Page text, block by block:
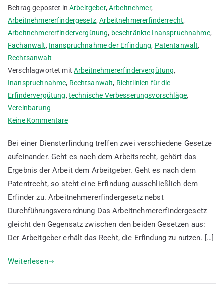
Beitrag gepostet inArbeitgeber, Arbeitnehmer,
Arbeitnehmererfindergesetz,Arbeitnehmererfinderrecht,
Arbeitnehmererfindervergütung, beschränkte Inanspruchnahme,
Fachanwalt, Inanspruchnahme der Erfindung, Patentanwalt,
Rechtsanwalt
Verschlagwortet mitArbeitnehmererfindervergütung,
Inanspruchnahme, Rechtsanwalt, Richtlinien für die
Erfindervergütung, technische Verbesserungsvorschläge,
Vereinbarung
Keine Kommentarezu
wird
die
Arbeitnehmererfindervergütung
berechnet
Bei einer Diensterfindung treffen zwei verschiedene Gesetze
aufeinander. Geht es nach dem Arbeitsrecht, gehört das
Ergebnis der Arbeit dem Arbeitgeber. Geht es nach dem
Patentrecht, so steht eine Erfindung ausschließlich dem
Erfinder zu. Arbeitnehmererfindergesetz nebst
Durchführungsverordnung Das Arbeitnehmererfindergesetz
gleicht den Gegensatz zwischen den beiden Gesetzen aus:
Der Arbeitgeber erhält das Recht, die Erfindung zu nutzen. […]
Weiterlesen